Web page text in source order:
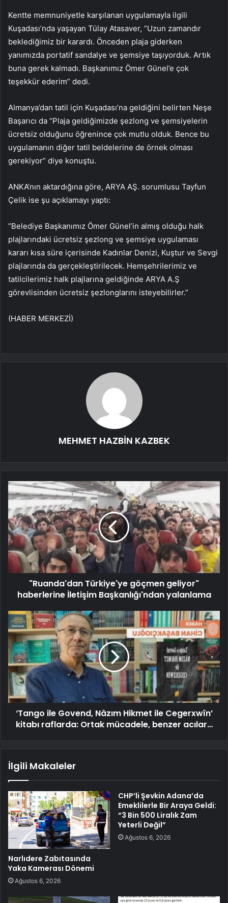
Kentte memnuniyetle karşılanan uygulamayla ilgili
Kuşadası’nda yaşayan Tülay Atasaver, “Uzun zamandır
beklediğimiz bir karardı. Önceden plaja giderken
yanımızda portatif sandalye ve şemsiye taşıyorduk. Artık
buna gerek kalmadı. Başkanımız Ömer Günel’e çok
teşekkür ederim” dedi.
Almanya’dan tatil için Kuşadası’na geldiğini belirten Neşe
Başarıcı da “Plaja geldiğimizde şezlong ve şemsiyelerin
ücretsiz olduğunu öğrenince çok mutlu olduk. Bence bu
uygulamanın diğer tatil beldelerine de örnek olması
gerekiyor” diye konuştu.
ANKA’nın aktardığına göre, ARYA AŞ. sorumlusu Tayfun
Çelik ise şu açıklamayı yaptı:
“Belediye Başkanımız Ömer Günel’in almış olduğu halk
plajlarındaki ücretsiz şezlong ve şemsiye uygulaması
kararı kısa süre içerisinde Kadınlar Denizi, Kuştur ve Sevgi
plajlarında da gerçekleştirilecek. Hemşehrilerimiz ve
tatilcilerimiz halk plajlarına geldiğinde ARYA A.Ş
görevlisinden ücretsiz şezlonglarını isteyebilirler.”
(HABER MERKEZİ)
MEHMET HAZBİN KAZBEK
"Ruanda'dan Türkiye'ye göçmen geliyor"
haberlerine İletişim Başkanlığı'ndan yalanlama
‘Tango ile Govend, Nâzım Hikmet ile Cegerxwîn’
kitabı raflarda: Ortak mücadele, benzer acılar…
İlgili Makaleler
Narlıdere Zabıtasında
Yaka Kamerası Dönemi
Ağustos 6, 2026
CHP’li Şevkin Adana’da
Emeklilerle Bir Araya Geldi:
“3 Bin 500 Liralık Zam
Yeterli Değil”
Ağustos 6, 2026